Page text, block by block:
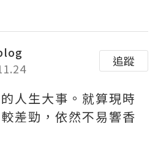
追蹤
人生大事。就算現時
差勁，依然不易響香